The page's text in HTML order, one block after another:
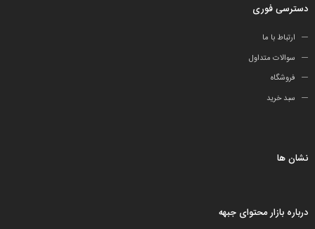
دسترسی فوری
ارتباط با ما
سوالات متداول
فروشگاه
سبد خرید
نشان ها
درباره بازار محتوای جبهه